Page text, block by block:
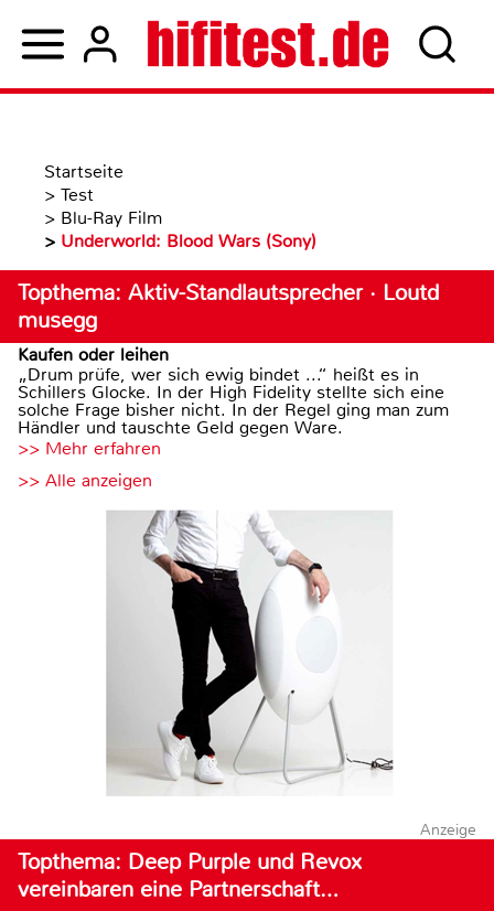
Startseite
> Test
> Blu-Ray Film
> Underworld: Blood Wars (Sony)
Topthema: Aktiv-Standlautsprecher · Loutd
musegg
Kaufen oder leihen
„Drum prüfe, wer sich ewig bindet ...“ heißt es in
Schillers Glocke. In der High Fidelity stellte sich eine
solche Frage bisher nicht. In der Regel ging man zum
Händler und tauschte Geld gegen Ware.
>> Mehr erfahren
>> Alle anzeigen
Anzeige
Topthema: Deep Purple und Revox
vereinbaren eine Partnerschaft…